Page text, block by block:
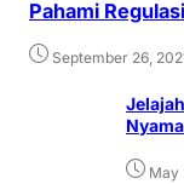
Pahami
September 26,
May